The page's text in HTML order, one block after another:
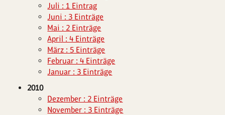
Juli : 1 Eintrag
Juni : 3 Einträge
Mai : 2 Einträge
April : 4 Einträge
März : 5 Einträge
Februar : 4 Einträge
Januar : 3 Einträge
2010
Dezember : 2 Einträge
November : 3 Einträge